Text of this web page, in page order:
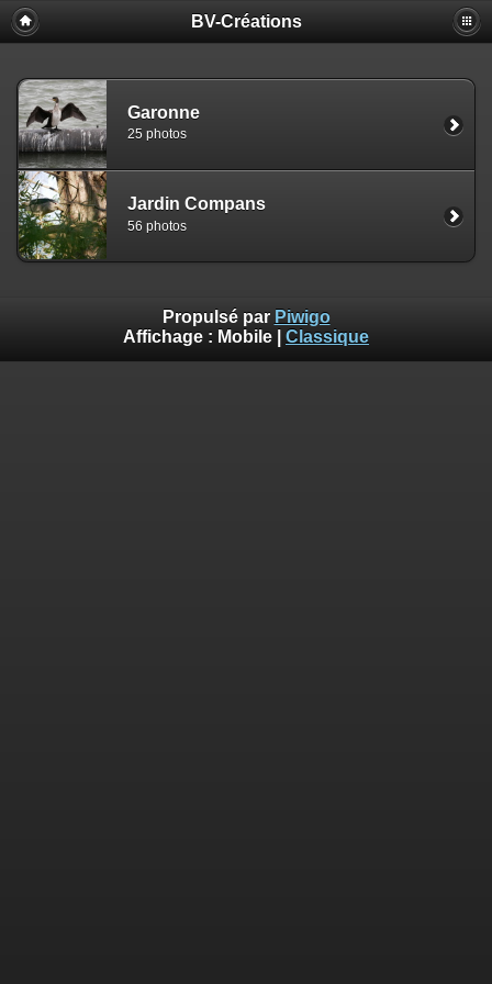
BV-Créations
Garonne
25 photos
Jardin Compans
56 photos
Propulsé par Piwigo
Affichage : Mobile Classique